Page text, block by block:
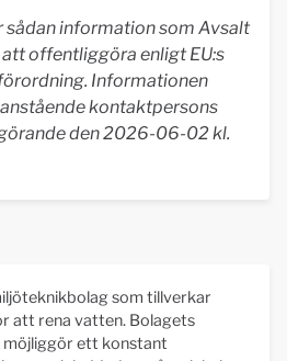
sådan information som Avsalt
offentliggöra enligt EU:s
Informationen
kontaktpersons
den 2026-06-02 kl.
som tillverkar
att rena vatten. Bolagets
ett konstant